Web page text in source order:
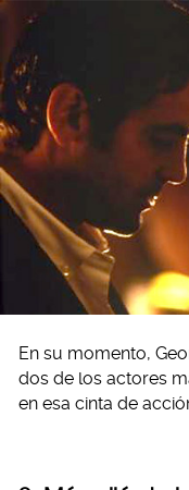
En su momento,
dos de los actores
en esa cinta de